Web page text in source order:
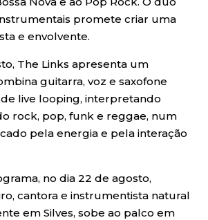
promete criar uma
e envolvente.
The Links apresenta um
guitarra, voz e saxofone
live looping, interpretando
rock, pop, funk e reggae, num
pela energia e pela interação
no dia 22 de agosto,
cantora e instrumentista natural
em Silves, sobe ao palco em